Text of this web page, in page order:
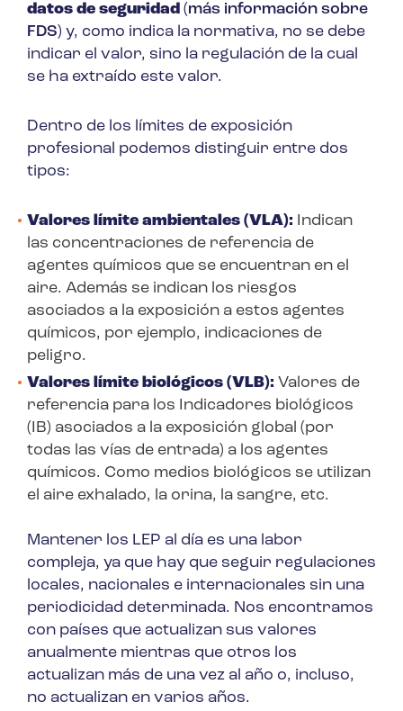
datos de seguridad (más información sobre
FDS) y, como indica la normativa, no se debe
indicar el valor, sino la regulación de la cual
se ha extraído este valor.
Dentro de los límites de exposición
profesional podemos distinguir entre dos
tipos:
Valores límite ambientales (VLA): Indican
las concentraciones de referencia de
agentes químicos que se encuentran en el
aire. Además se indican los riesgos
asociados a la exposición a estos agentes
químicos, por ejemplo, indicaciones de
peligro.
Valores límite biológicos (VLB): Valores de
referencia para los Indicadores biológicos
(IB) asociados a la exposición global (por
todas las vías de entrada) a los agentes
químicos. Como medios biológicos se utilizan
el aire exhalado, la orina, la sangre, etc.
Mantener los LEP al día es una labor
compleja, ya que hay que seguir regulaciones
locales, nacionales e internacionales sin una
periodicidad determinada. Nos encontramos
con países que actualizan sus valores
anualmente mientras que otros los
actualizan más de una vez al año o, incluso,
no actualizan en varios años.